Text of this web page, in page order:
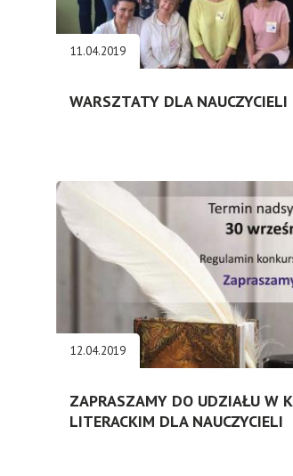
11.04.2019
WARSZTATY DLA NAUCZYCIELI
12.04.2019
ZAPRASZAMY DO UDZIAŁU W
LITERACKIM DLA NAUCZYCIELI